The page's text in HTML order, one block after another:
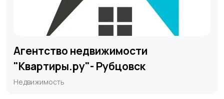
Агентство недвижимости
"Квартиры.ру"- Рубцовск
Недвижимость